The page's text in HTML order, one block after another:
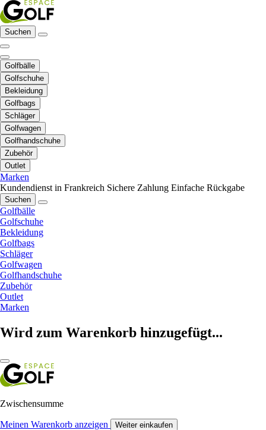
Suchen
Golfbälle
Golfschuhe
Bekleidung
Golfbags
Schläger
Golfwagen
Golfhandschuhe
Zubehör
Outlet
Marken
Kundendienst in Frankreich Sichere Zahlung Einfache Rückgabe
Suchen
Golfbälle
Golfschuhe
Bekleidung
Golfbags
Schläger
Golfwagen
Golfhandschuhe
Zubehör
Outlet
Marken
Wird zum Warenkorb hinzugefügt...
Zwischensumme
Meinen Warenkorb anzeigen Weiter einkaufen